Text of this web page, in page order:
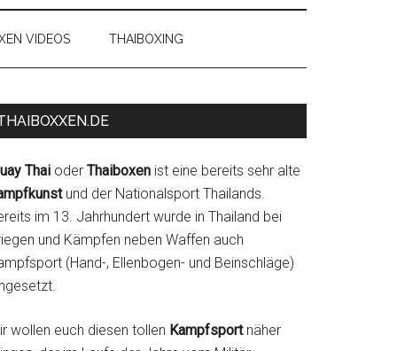
VIDEOS THAIBOXING
Thai oder Thaiboxen ist eine bereits sehr alte
und der Nationalsport Thailands.
im 13. Jahrhundert wurde in Thailand bei
und Kämpfen neben Waffen auch
(Hand-, Ellenbogen- und Beinschläge)
wollen euch diesen tollen Kampfsportnäher